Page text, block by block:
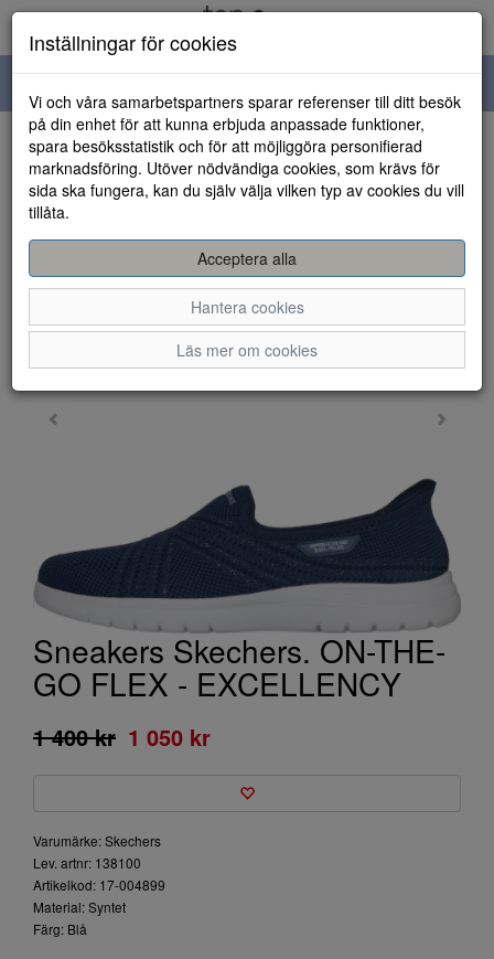
navigation
HEM
Sneakers Skechers. ON-THE-
GO FLEX - EXCELLENCY
1 400 kr 1 050 kr
Varumärke: Skechers
Lev. artnr: 138100
Artikelkod: 17-004899
Material: Syntet
Färg: Blå
Inställningar för cookies
Vi och våra samarbetspartners sparar referenser till ditt besök
på din enhet för att kunna erbjuda anpassade funktioner,
spara besöksstatistik och för att möjliggöra personifierad
marknadsföring. Utöver nödvändiga cookies, som krävs för
sida ska fungera, kan du själv välja vilken typ av cookies du vill
tillåta.
Acceptera alla
Hantera cookies
Läs mer om cookies